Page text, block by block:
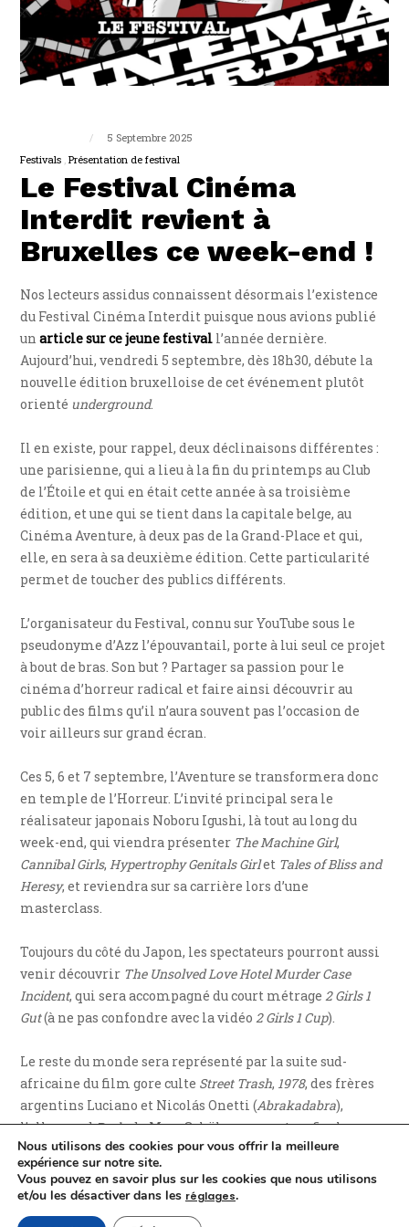
5 Septembre 2025
Festivals Présentation de festival
Le Festival Cinéma
Interdit revient à
Bruxelles ce week-end !
Nos lecteurs assidus connaissent désormais l’existence
du Festival Cinéma Interdit puisque nous avions publié
unarticle sur ce jeune festival l’année dernière.
Aujourd’hui, vendredi 5 septembre, dès 18h30, débute la
nouvelle édition bruxelloise de cet événement plutôt
orienté underground.
Il en existe, pour rappel, deux déclinaisons différentes :
une parisienne, qui a lieu à la fin du printemps au Club
de l’Étoile et qui en était cette année à sa troisième
édition, et une qui se tient dans la capitale belge, au
Cinéma Aventure, à deux pas de la Grand-Place et qui,
elle, en sera à sa deuxième édition. Cette particularité
permet de toucher des publics différents.
L’organisateur du Festival, connu sur YouTube sous le
pseudonyme d’Azz l’épouvantail, porte à lui seul ce projet
à bout de bras. Son but ? Partager sa passion pour le
cinéma d’horreur radical et faire ainsi découvrir au
public des films qu’il n’aura souvent pas l’occasion de
voir ailleurs sur grand écran.
Ces 5, 6 et 7 septembre, l’Aventure se transformera donc
en temple de l’Horreur. L’invité principal sera le
réalisateur japonais Noboru Igushi, là tout au long du
week-end, qui viendra présenter The Machine Girl,
Cannibal Girls, Hypertrophy Genitals Girlet Tales of Bliss and
Heresy, et reviendra sur sa carrière lors d’une
masterclass.
Toujours du côté du Japon, les spectateurs pourront aussi
venir découvrir The Unsolved Love Hotel Murder Case
Incident, qui sera accompagné du court métrage 2 Girls 1
Gut(à ne pas confondre avec la vidéo 2 Girls 1 Cup).
Le reste du monde sera représenté par la suite sud-
africaine du film gore culte Street Trash, 1978, des frères
argentins Luciano et Nicolás Onetti (Abrakadabra),
l’allemandBark, de Marc Schölermann et, enfin, le
françaisQue ton règne vienne, documentaire de Mathias
Averty.
Pour plus d’informations, nous vous renvoyons vers la
Nous utilisons des cookies pour vous offrir la meilleure
expérience sur notre site.
Vous pouvez en savoir plus sur les cookies que nous utilisons
et/ou les désactiver dans les réglages.